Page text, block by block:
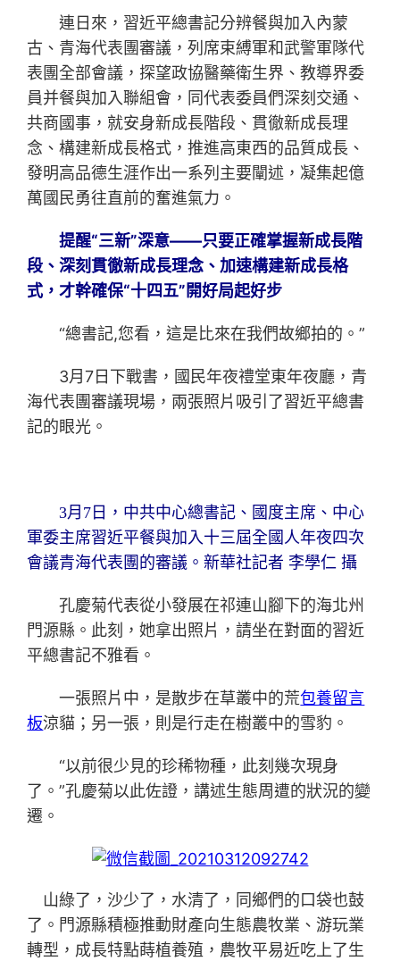
連日來，習近平總書記分辨餐與加入內蒙
古、青海代表團審議，列席束縛軍和武警軍隊代
表團全部會議，探望政協醫藥衛生界、教導界委
員并餐與加入聯組會，同代表委員們深刻交通、
共商國事，就安身新成長階段、貫徹新成長理
念、構建新成長格式，推進高東西的品質成長、
發明高品德生涯作出一系列主要闡述，凝集起億
萬國民勇往直前的奮進氣力。
提醒“三新”深意——只要正確掌握新成長階
段、深刻貫徹新成長理念、加速構建新成長格
式，才幹確保“十四五”開好局起好步
“總書記,您看，這是比來在我們故鄉拍的。”
3月7日下戰書，國民年夜禮堂東年夜廳，青
海代表團審議現場，兩張照片吸引了習近平總書
記的眼光。
3月7日，中共中心總書記、國度主席、中心
軍委主席習近平餐與加入十三屆全國人年夜四次
會議青海代表團的審議。新華社記者 李學仁 攝
孔慶菊代表從小發展在祁連山腳下的海北州
門源縣。此刻，她拿出照片，請坐在對面的習近
平總書記不雅看。
一張照片中，是散步在草叢中的荒包養留言
板涼貓；另一張，則是行走在樹叢中的雪豹。
“以前很少見的珍稀物種，此刻幾次現身
了。”孔慶菊以此佐證，講述生態周遭的狀況的變
遷。
山綠了，沙少了，水清了，同鄉們的口袋也鼓
了。門源縣積極推動財產向生態農牧業、游玩業
轉型，成長特點蒔植養殖，農牧平易近吃上了生